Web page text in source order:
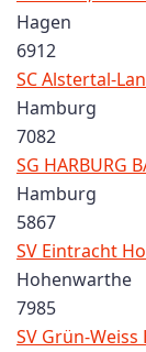
Hagen
6912
SC Alstertal-
Hamburg
7082
SG HARBURG
Hamburg
5867
SV Eintracht
Hohenwarthe
7985
SV Grün-